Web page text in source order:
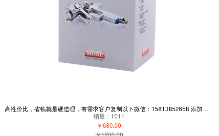
高性价比，省钱就是硬道理，有需求客户复制以下微信：15813852658 添加，现在新用户下单有礼品送-自营
销量：1011
￥680.00
￥1200.00